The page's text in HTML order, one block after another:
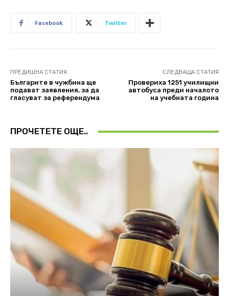
Facebook Twitter
ПРЕДИШНА СТАТИЯ
Българите в чужбина ще
подават заявления, за да
гласуват за референдума
СЛЕДВАЩА СТАТИЯ
Провериха 1251 училищни
автобуса преди началото
на учебната година
ПРОЧЕТЕТЕ ОЩЕ..